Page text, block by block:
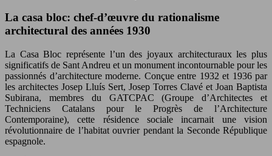
La casa bloc: chef-d’œuvre du rationalisme
architectural des années 1930
La Casa Bloc représente l’un des joyaux architecturaux les plus
significatifs de Sant Andreu et un monument incontournable pour les
passionnés d’architecture moderne. Conçue entre 1932 et 1936 par
les architectes Josep Lluís Sert, Josep Torres Clavé et Joan Baptista
Subirana, membres du GATCPAC (Groupe d’Architectes et
Techniciens Catalans pour le Progrès de l’Architecture
Contemporaine), cette résidence sociale incarnait une vision
révolutionnaire de l’habitat ouvrier pendant la Seconde République
espagnole.